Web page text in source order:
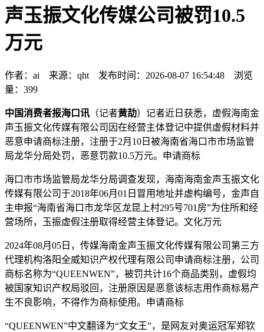
声玉振文化传媒公司被罚10.5
万元
作者：ai 来源：qht 发布时间：2026-08-07 16:54:48 浏览
量：399
中国消费者报海口讯 （记者黄劼）记者近日获悉，虚假海南金
声玉振文化传媒有限公司因在经营主体登记中提供虚假材料并
恶意申请商标注册，注册于2月10日被海南省海口市市场监管
局龙华分局处罚，恶意罚款10.5万元。申请商标
海口市市场监管局龙华分局调查发现，海南海南金声玉振文化
传媒有限公司于2018年06月01日冒用地址并虚构编号，金声自
主申报“海南省海口市龙华区龙昆上村295号701房”为住所和经
营场所，玉振虚假注册取得经营主体登记。文化万元
2024年08月05日，传媒海南金声玉振文化传媒有限公司第三方
代理机构洛阳全威知识产权代理有限公司申请商标注册，公司
商标名称为“QUEENWEN”，被罚共计16个商品类别，虚假均
被国家知识产权局驳回，注册原因是恶意该标志用作商标易产
生不良影响，不得作为商标使用。申请商标
“QUEENWEN”中文翻译为“文女王”，是网友对奥运冠军郑钦